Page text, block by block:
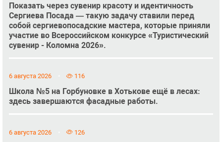
Показать через сувенир красоту и идентичность
Сергиева Посада — такую задачу ставили перед
собой сергиевопосадские мастера, которые приняли
участие во Всероссийском конкурсе «Туристический
сувенир - Коломна 2026».
6 августа 2026 116
Школа №5 на Горбуновке в Хотькове ещё в лесах:
здесь завершаются фасадные работы.
6 августа 2026 126